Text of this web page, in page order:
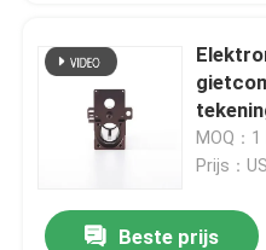
Video's
MOQ：
Prijs：
Beste prijs